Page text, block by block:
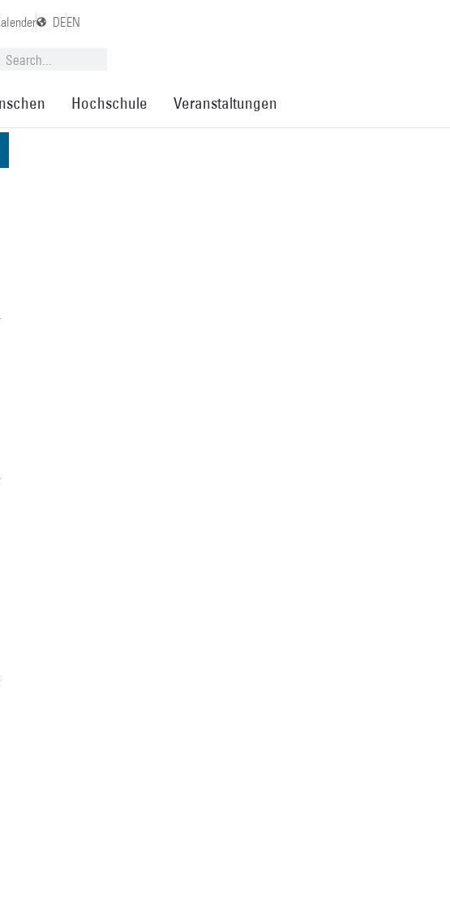
DEEN
Hochschule Veranstaltungen